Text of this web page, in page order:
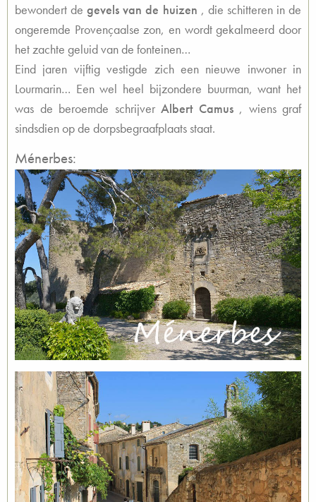
bewondert degevels van de huizen , die schitteren in de
ongeremde Provençaalse zon, en wordt gekalmeerd door
het zachte geluid van de fonteinen…
Eind jaren vijftig vestigde zich een nieuwe inwoner in
Lourmarin… Een wel heel bijzondere buurman, want het
was de beroemde schrijver Albert Camus, wiens graf
sindsdien op de dorpsbegraafplaats staat.
Ménerbes: